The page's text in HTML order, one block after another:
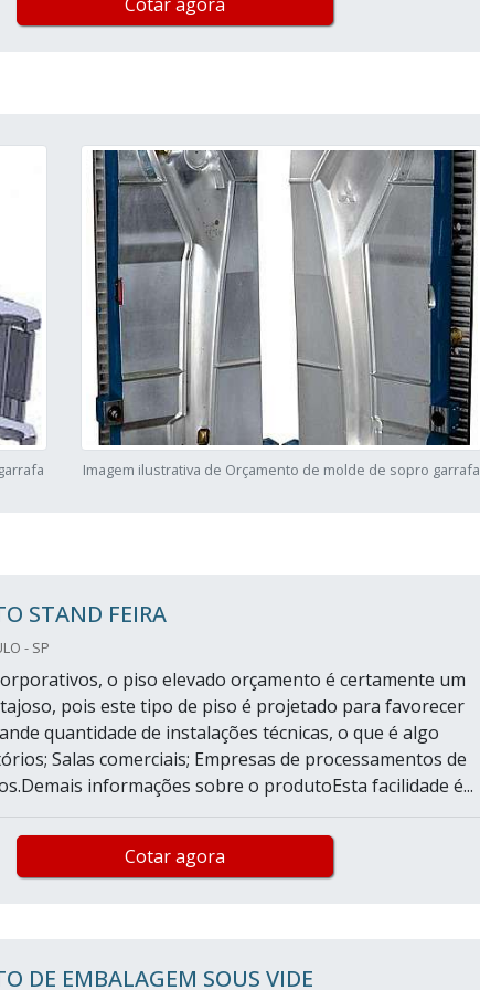
Imagem ilustrativa de Orçamento de molde de sopro garrafa
STAND FEIRA
- SP
o piso elevado orçamento é certamente um
pois este tipo de piso é projetado para favorecer
quantidade de instalações técnicas, o que é algo
Salas comerciais; Empresas de processamentos de
informações sobre o produtoEsta facilidade é...
Cotar agora
DE EMBALAGEM SOUS VIDE